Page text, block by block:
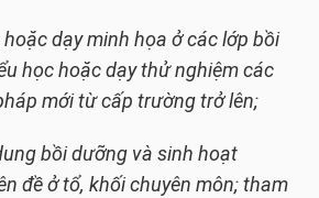
dạy minh họa ở các lớp bồi
học hoặc dạy thử nghiệm các
mới từ cấp trường trở lên;
bồi dưỡng và sinh hoạt
đề ở tổ, khối chuyên môn; tham